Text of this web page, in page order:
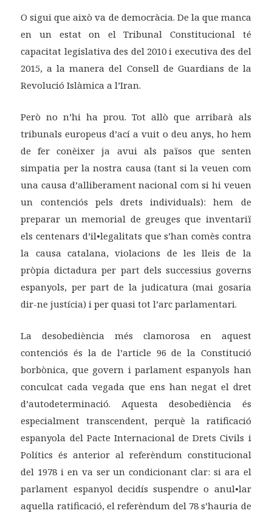
O sigui que això va de democràcia. De la que manca
en un estat on el Tribunal Constitucional té
capacitat legislativa des del 2010 i executiva des del
2015, a la manera del Consell de Guardians de la
Revolució Islàmica a l’Iran.
Però no n’hi ha prou. Tot allò que arribarà als
tribunals europeus d’ací a vuit o deu anys, ho hem
de fer conèixer ja avui als països que senten
simpatia per la nostra causa (tant si la veuen com
una causa d’alliberament nacional com si hi veuen
un contenciós pels drets individuals): hem de
preparar un memorial de greuges que inventariï
els centenars d’il•legalitats que s’han comès contra
la causa catalana, violacions de les lleis de la
pròpia dictadura per part dels successius governs
espanyols, per part de la judicatura (mai gosaria
dir-ne justícia) i per quasi tot l’arc parlamentari.
La desobediència més clamorosa en aquest
contenciós és la de l’article 96 de la Constitució
borbònica, que govern i parlament espanyols han
conculcat cada vegada que ens han negat el dret
d’autodeterminació. Aquesta desobediència és
especialment transcendent, perquè la ratificació
espanyola del Pacte Internacional de Drets Civils i
Polítics és anterior al referèndum constitucional
del 1978 i en va ser un condicionant clar: si ara el
parlament espanyol decidís suspendre o anul•lar
aquella ratificació, el referèndum del 78 s’hauria de